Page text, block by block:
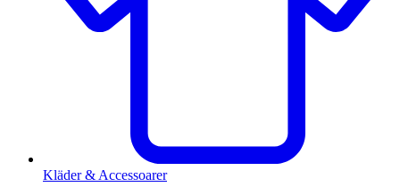
Kläder & Accessoarer